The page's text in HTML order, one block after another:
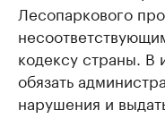
Лесопаркового
кодексу страны. В
обязать
нарушения и